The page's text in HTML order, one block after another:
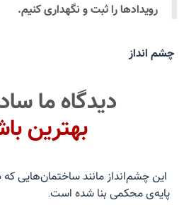
رویدادها را ثبت و نگهداری کنیم.
چشم انداز
دیدگاه ما
بهترین
این چشم‌انداز مانند ساختمان‌هایی
پایه‌ی محکمی بنا شده است.